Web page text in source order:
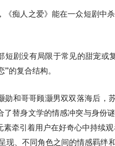
《痴人之爱》能在一众短剧中
短剧没有局限于常见的甜宠或
的复合结构。
勋和哥哥顾灏男双双落海后，
了替身文学的情感冲突与身份
素牵引着用户在好奇心中持续
现、不同角色之间的情感羁